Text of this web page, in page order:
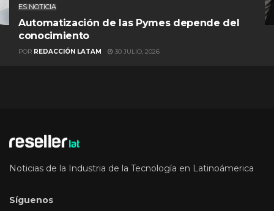
ES NOTICIA
Automatización de las Pymes depende del
conocimiento
POR REDACCIÓN LATAM 30 JULIO, 2026
Noticias de la Industria de la Tecnología en Latinoámerica
Síguenos